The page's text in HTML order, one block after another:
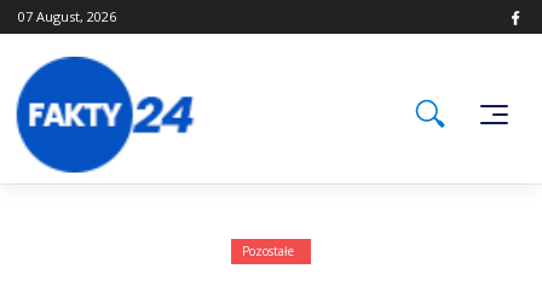
Skip
to
07 August, 2026
Pozostałe